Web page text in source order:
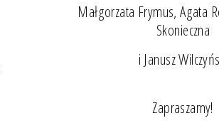
Małgorzata Frymus, Agata
Skonieczna
i Janusz
Zapraszamy!